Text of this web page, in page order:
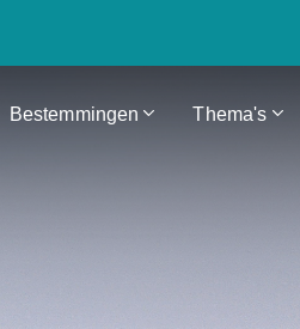
Bestemmingen Thema's